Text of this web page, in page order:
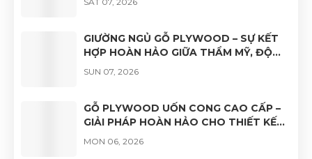
DỤNG
GIƯỜNG NGỦ GỖ PLYWOOD – SỰ KẾT
HỢP HOÀN HẢO GIỮA THẨM MỸ, ĐỘ
BỀN VÀ TÍNH ỨNG DỤNG
SUN 07, 2026
GỖ PLYWOOD UỐN CONG CAO CẤP –
GIẢI PHÁP HOÀN HẢO CHO THIẾT KẾ
NỘI THẤT HIỆN ĐẠI
MON 06, 2026